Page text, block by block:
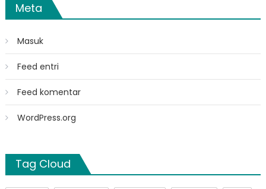
Meta
Masuk
Feed entri
Feed komentar
WordPress.org
Tag Cloud